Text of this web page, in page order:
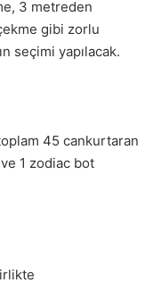
3 metreden
gibi zorlu
seçimi yapılacak.
45 cankurtaran
1 zodiac bot